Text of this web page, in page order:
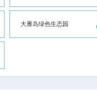
大雁岛绿色生态园